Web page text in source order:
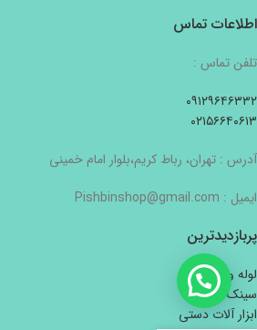
اطلاعات تماس
تلفن تماس :
۰۹۱۲۹۶۴۶۳۳۲
۰۲۱۵۶۶۴۰۶۱۳
آدرس : تهران، رباط کریم،بلوار امام خمینی
ایمیل : Pishbinshop@gmail.com
پربازدیدترین
لوله و اتصالات
سینک
ابزار آلات دستی